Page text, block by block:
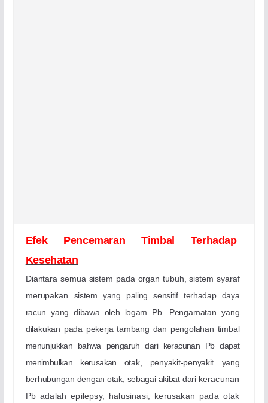
Efek Pencemaran Timbal Terhadap
Kesehatan
Diantara semua sistem pada organ tubuh, sistem syaraf
merupakan sistem yang paling sensitif terhadap daya
racun yang dibawa oleh logam Pb. Pengamatan yang
dilakukan pada pekerja tambang dan pengolahan timbal
menunjukkan bahwa pengaruh dari keracunan Pb dapat
menimbulkan kerusakan otak, penyakit-penyakit yang
berhubungan dengan otak, sebagai akibat dari keracunan
Pb adalah epilepsy, halusinasi, kerusakan pada otak